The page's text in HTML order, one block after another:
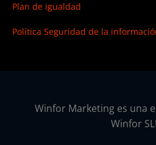
Plan de igualdad
Política Seguridad de la
Winfor Marketing es una
Winfor